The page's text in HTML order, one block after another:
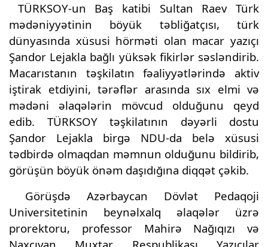
TÜRKSOY-un Baş katibi Sultan Raev Türk
mədəniyyətinin böyük təbliğatçısı, türk
dünyasında xüsusi hörməti olan macar yazıçı
Şandor Lejakla bağlı yüksək fikirlər səsləndirib.
Macarıstanın təşkilatın fəaliyyətlərində aktiv
iştirak etdiyini, tərəflər arasında sıx elmi və
mədəni əlaqələrin mövcud olduğunu qeyd
edib. TÜRKSOY təşkilatının dəyərli dostu
Şandor Lejakla birgə NDU-da belə xüsusi
tədbirdə olmaqdan məmnun olduğunu bildirib,
görüşün böyük önəm daşıdığına diqqət çəkib.
Görüşdə Azərbaycan Dövlət Pedaqoji
Universitetinin beynəlxalq əlaqələr üzrə
prorektoru, professor Mahirə Nağıqızı və